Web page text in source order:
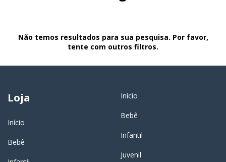
Não temos resultados para sua pesquisa. Por favor,
tente com outros filtros.
Loja
Início
Bebê
Início
Bebê
Infantil
Juvenil